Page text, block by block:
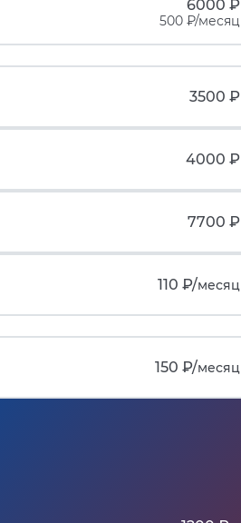
6000 ₽
500 ₽/месяц
3500 ₽
4000 ₽
7700 ₽
110 ₽/месяц
150 ₽/месяц